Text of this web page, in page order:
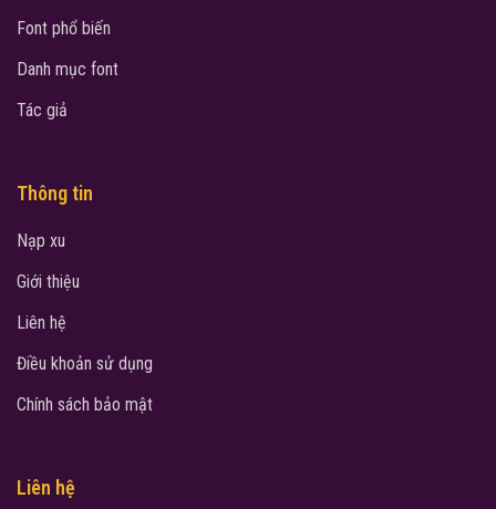
Font phổ biến
Danh mục font
Tác giả
Thông tin
Nạp xu
Giới thiệu
Liên hệ
Điều khoản sử dụng
Chính sách bảo mật
Liên hệ